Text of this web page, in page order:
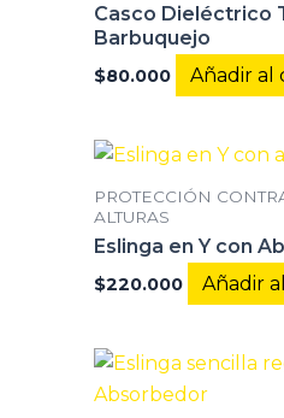
Casco Dieléctrico
Barbuquejo
$80.000 Añadir al
PROTECCIÓN
ALTURAS
Eslinga en Y con
$220.000 Añadir